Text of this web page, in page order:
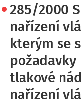
285/2000
nařízení
kterým se
požadavky
tlakové
nařízení